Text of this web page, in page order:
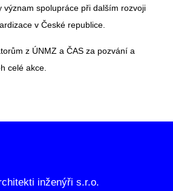
význam spolupráce při dalším rozvoji
v České republice.
z ÚNMZ a ČAS za pozvání a
celé akce.
inženýři s.r.o.